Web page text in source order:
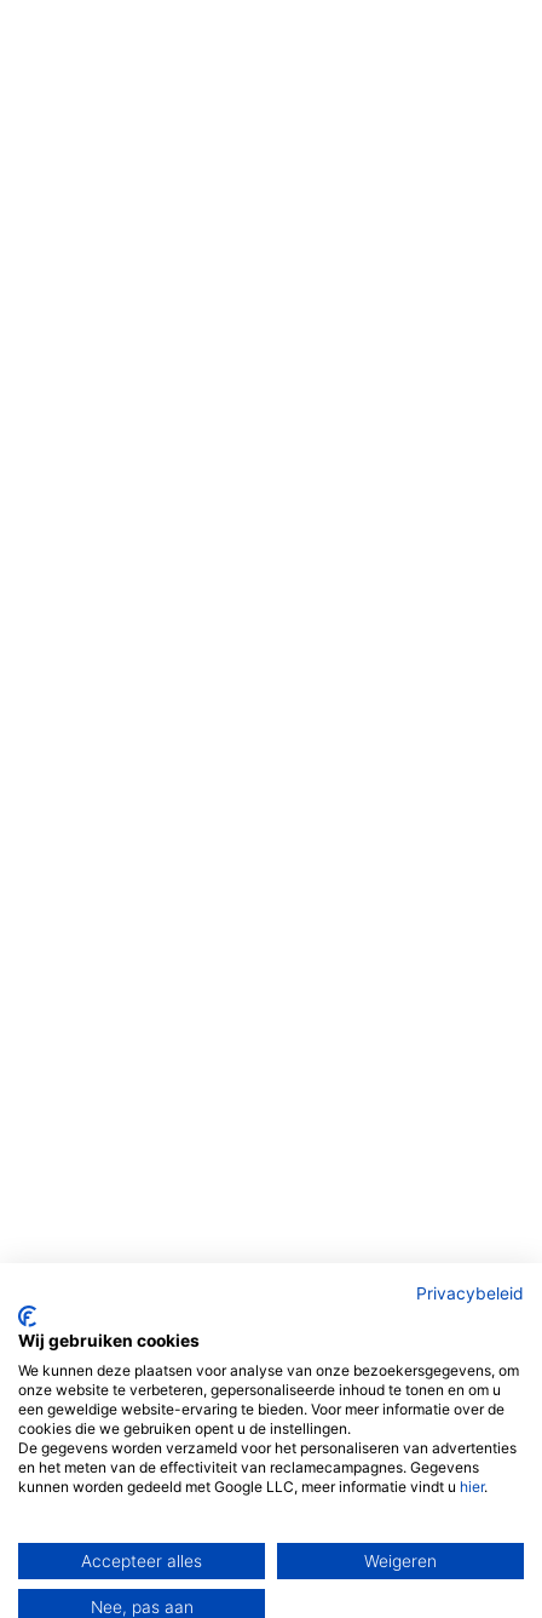
Privacybeleid
Wij gebruiken cookies
We kunnen deze plaatsen voor analyse van onze bezoekersgegevens, om
onze website te verbeteren, gepersonaliseerde inhoud te tonen en om u
een geweldige website-ervaring te bieden. Voor meer informatie over de
cookies die we gebruiken opent u de instellingen.
De gegevens worden verzameld voor het personaliseren van advertenties
en het meten van de effectiviteit van reclamecampagnes. Gegevens
kunnen worden gedeeld met Google LLC, meer informatie vindt u hier.
Accepteer alles Weigeren
Nee, pas aan